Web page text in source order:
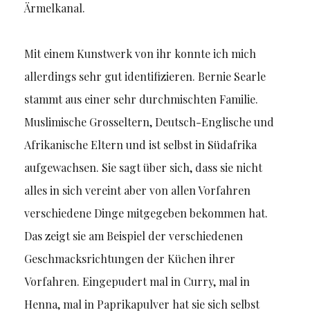
Ärmelkanal.
Mit einem Kunstwerk von ihr konnte ich mich
allerdings sehr gut identifizieren. Bernie Searle
stammt aus einer sehr durchmischten Familie.
Muslimische Grosseltern, Deutsch-Englische und
Afrikanische Eltern und ist selbst in Südafrika
aufgewachsen. Sie sagt über sich, dass sie nicht
alles in sich vereint aber von allen Vorfahren
verschiedene Dinge mitgegeben bekommen hat.
Das zeigt sie am Beispiel der verschiedenen
Geschmacksrichtungen der Küchen ihrer
Vorfahren. Eingepudert mal in Curry, mal in
Henna, mal in Paprikapulver hat sie sich selbst